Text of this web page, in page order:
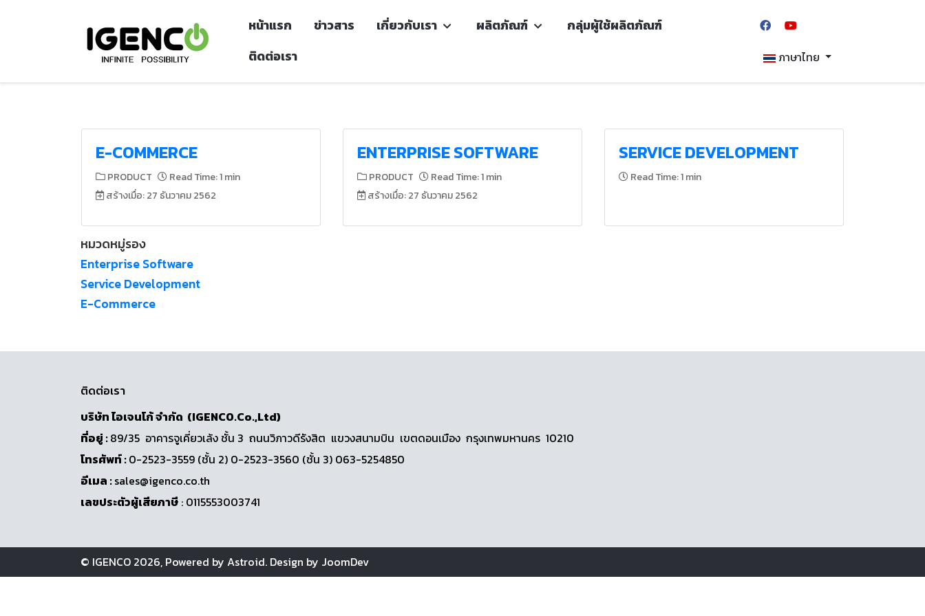
หน้าแรก ข่าวสาร เกี่ยวกับเรา ผลิตภัณฑ์
กลุ่มผู้ใช้ผลิตภัณฑ์
ติดต่อเรา
ภาษาไทย
E-COMMERCE
PRODUCT
Read Time: 1 min
สร้างเมื่อ: 27 ธันวาคม 2562
ENTERPRISE SOFTWARE
PRODUCT
Read Time: 1 min
สร้างเมื่อ: 27 ธันวาคม 2562
SERVICE DEVELOPMENT
Read Time: 1 min
หมวดหมู่รอง
Enterprise Software
Service Development
E-Commerce
ติดต่อเรา
บริษัท ไอเจนโก้ จำกัด (IGENCO.Co.,Ltd)
ที่อยู่ :89/35 อาคารจูเคี่ยวเล้ง ชั้น 3 ถนนวิภาวดีรังสิต แขวงสนามบิน เขตดอนเมือง กรุงเทพมหานคร 10210
โทรศัพท์ :0-2523-3559 (ชั้น 2) 0-2523-3560 (ชั้น 3) 063-5254850
อีเมล :sales@igenco.co.th
เลขประตัวผู้เสียภาษี : 0115553003741
© IGENCO 2026, Powered by Astroid. Design by JoomDev